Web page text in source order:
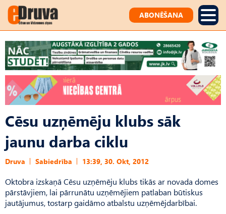
ABONĒŠANA
Cēsu uzņēmēju klubs sāk
jaunu darba ciklu
Druva Sabiedrība 13:39, 30. Okt, 2012
Oktobra izskaņā Cēsu uzņēmēju klubs tikās ar novada domes
pārstāvjiem, lai pārrunātu uzņēmējiem patlaban būtiskus
jautājumus, tostarp gaidāmo atbalstu uzņēmējdarbībai.